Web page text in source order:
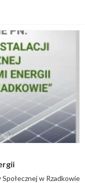
Społecznej w Rzadkowie